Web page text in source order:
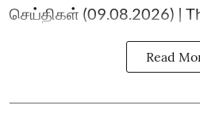
செய்திகள் (09.08.2026) |
Read